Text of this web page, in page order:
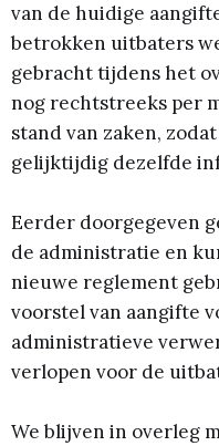
van de huidige
betrokken uitbaters
gebracht tijdens het
nog rechtstreeks per
stand van zaken,
gelijktijdig dezelfde
Eerder doorgegeven
de administratie en
nieuwe reglement
voorstel van aangifte
administratieve
verlopen voor de
We blijven in overleg